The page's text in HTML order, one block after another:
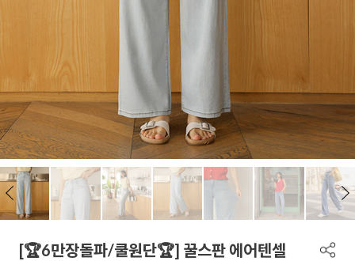
[🏆6만장돌파/쿨원단🏆] 꿀스판 에어텐셀